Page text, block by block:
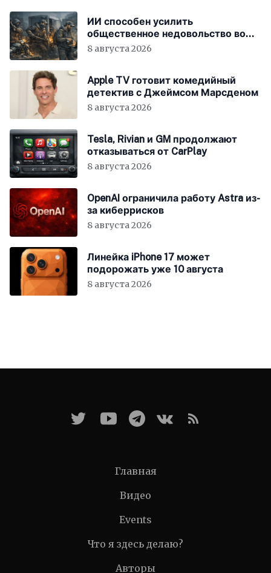
ИИ способен усилить
общественное недовольство во
всём мире
8 августа 2026
Apple TV готовит комедийный
детектив с Джеймсом Марсденом
8 августа 2026
Tesla, Rivian и GM продолжают
отказываться от CarPlay
8 августа 2026
OpenAI ограничила работу Astra из-
за киберрисков
8 августа 2026
Линейка iPhone 17 может
подорожать уже 10 августа
8 августа 2026
Главная
Видео
Events
Что я здесь делаю?
Авторы